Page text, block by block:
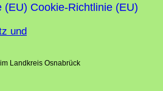
(EU) Cookie-Richtlinie (EU)
Landkreis Osnabrück